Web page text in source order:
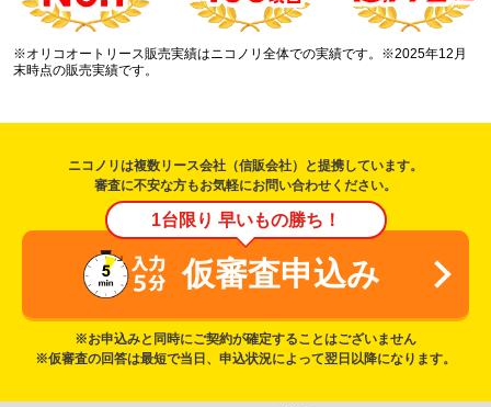
※オリコオートリース販売実績はニコノリ全体での実績です。※2025年12月
末時点の販売実績です。
ニコノリは複数リース会社（信販会社）と提携しています。
審査に不安な方もお気軽にお問い合わせください。
1台限り 早いもの勝ち！
仮審査申込み
※お申込みと同時にご契約が確定することはございません
※仮審査の回答は最短で当日、申込状況によって翌日以降になります。